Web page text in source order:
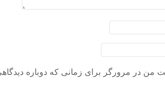
من در مرورگر برای زمانی که دوباره